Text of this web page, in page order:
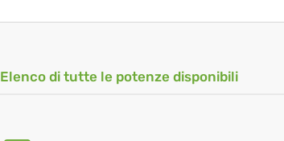
Elenco di tutte le potenze disponibili